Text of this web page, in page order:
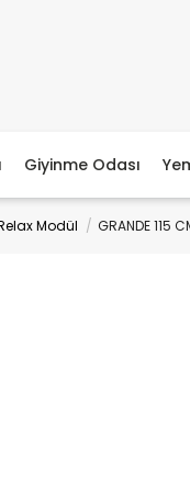
Giyinme Odası
Modül GRANDE 115